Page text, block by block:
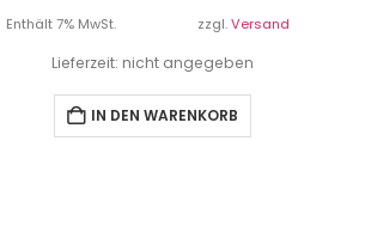
Enthält 7% MwSt. zzgl.Versand
Lieferzeit: nicht angegeben
IN DEN WARENKORB